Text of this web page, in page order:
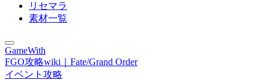
リセマラ
素材一覧
GameWith
FGO攻略wiki｜Fate/Grand Order
イベント攻略